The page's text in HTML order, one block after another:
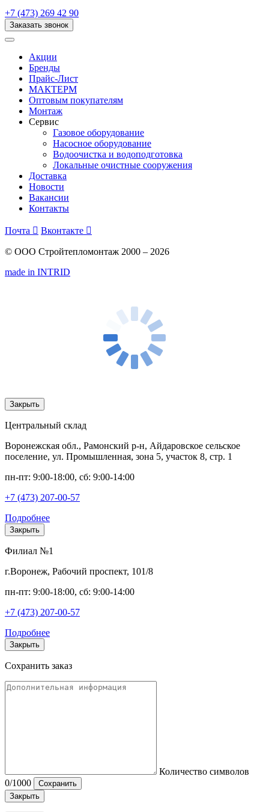
+7 (473) 269 42 90
Заказать звонок
Акции
Бренды
Прайс-Лист
МАКТЕРМ
Оптовым покупателям
Монтаж
Сервис
Газовое оборудование
Насосное оборудование
Водоочистка и водоподготовка
Локальные очистные сооружения
Доставка
Новости
Вакансии
Контакты
Почта  Вконтакте 
© ООО Стройтепломонтаж 2000 – 2026
made in INTRID
Закрыть
Центральный склад
Воронежская обл., Рамонский р-н, Айдаровское сельское
поселение, ул. Промышленная, зона 5, участок 8, стр. 1
пн-пт: 9:00-18:00, сб: 9:00-14:00
+7 (473) 207-00-57
Подробнее
Закрыть
Филиал №1
г.Воронеж, Рабочий проспект, 101/8
пн-пт: 9:00-18:00, сб: 9:00-14:00
+7 (473) 207-00-57
Подробнее
Закрыть
Сохранить заказ
Количество символов
0/1000
Сохранить
Закрыть